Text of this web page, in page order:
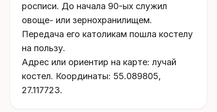
росписи. До начала 90-ых служил
овоще- или зернохранилищем.
Передача его католикам пошла костелу
на пользу.
Адрес или ориентир на карте: лучай
костел. Координаты: 55.089805,
27.117723.